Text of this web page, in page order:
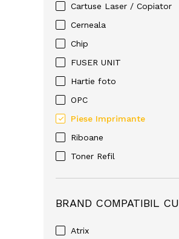
Cartuse Laser / Copiator
Cerneala
Chip
FUSER UNIT
Hartie foto
OPC
Piese Imprimante
Riboane
Toner Refil
BRAND COMPATIBIL CU
Atrix